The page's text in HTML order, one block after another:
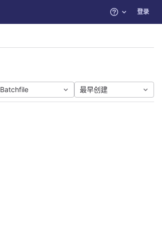
帮助 登录
Batchfile 最早创建